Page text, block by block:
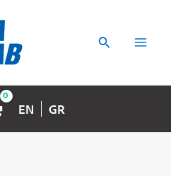
Αναζήτηση
EN GR